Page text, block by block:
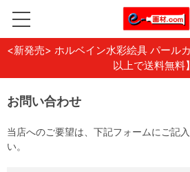
<新発売> ホルベイン水彩絵具 パール
以上で送料無料】
お問い合わせ
当店へのご要望は、下記フォームにご記
い。